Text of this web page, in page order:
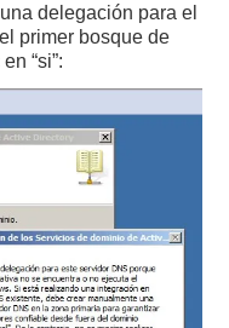
delegación para el
primer bosque de
“si”: